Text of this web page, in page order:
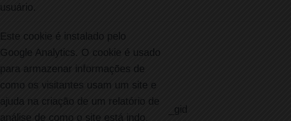
usuário.
Este cookie é instalado pelo
Google Analytics. O cookie é usado
para armazenar informações de
como os visitantes usam um site e
ajuda na criação de um relatório de
análise de como o site está indo.
_gid